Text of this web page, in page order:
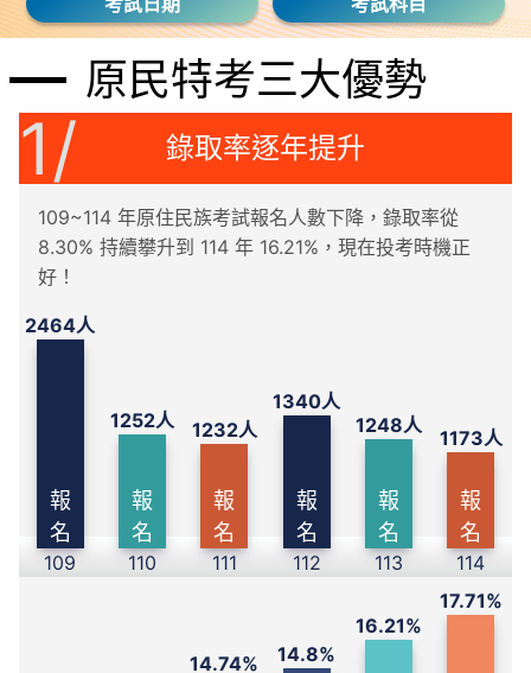
原民特考三大優勢
1/ 錄取率逐年提升
109~114 年原住民族考試報名人數下降，錄取率從
8.30% 持續攀升到 114 年 16.21%，現在投考時機正
好！
2464人
報
名
109
1252人
報
名
110
1232人
報
名
111
1340人
報
名
112
1248人
報
名
113
1173人
報
名
114
14.74% 14.8%
16.21%
17.71%